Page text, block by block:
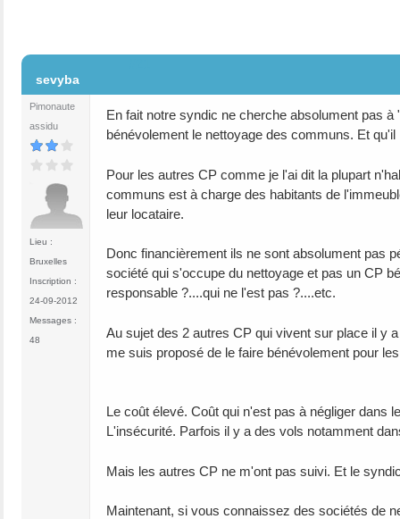
sevyba
Pimonaute
assidu
Lieu :
Bruxelles
Inscription :
24-09-2012
Messages :
48
En fait notre syndic ne cherche absolument pas
bénévolement le nettoyage des communs. Et
Pour les autres CP comme je l'ai dit la plupart
communs est à charge des habitants de
leur locataire.
Donc financièrement ils ne sont absolument pas
société qui s'occupe du nettoyage et pas un CP
responsable ?....qui ne l'est pas ?....etc.
Au sujet des 2 autres CP qui vivent sur place il y
me suis proposé de le faire bénévolement pour
Le coût élevé. Coût qui n'est pas à négliger dans
L'insécurité. Parfois il y a des vols notamment
Mais les autres CP ne m'ont pas suivi. Et le
Maintenant, si vous connaissez des sociétés de